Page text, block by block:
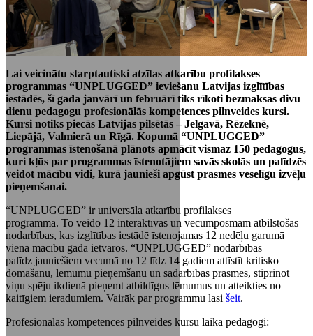
Lai veicinātu starptautiski atzītas atkarību profilakses
programmas “UNPLUGGED” ieviešanu Latvijas izglītības
iestādēs, šī gada janvārī un februārī tiks rīkoti bezmaksas divu
dienu pedagogu profesionālās kompetences pilnveides kursi.
Kursi notiks piecās Latvijas pilsētās – Jelgavā, Rēzeknē,
Liepājā, Valmierā un Rīgā. Kopumā “UNPLUGGED”
programmas īstenošanā plānots apmācīt vismaz 150 pedagogus,
kuri kļūs par programmas īstenotājiem savās skolās un palīdzēs
veidot mācību vidi, kurā jaunieši apgūst prasmes veselīgu izvēļu
pieņemšanai.
“UNPLUGGED” ir universāla atkarību profilakses
programma. To veido 12 interaktīvas un vecumposmam atbilstošas
nodarbības, kas izglītības iestādē īstenojamas 12 nedēļu garumā
viena mācību gada ietvaros. “UNPLUGGED” nodarbības
palīdz jauniešiem vecumā no 12 līdz 14 gadiem attīstīt kritisko
domāšanu, lēmumu pieņemšanu un sadarbības prasmes, stiprinot
viņu spēju ikdienā pieņemt atbildīgus lēmumus un atteikties no
kaitīgiem ieradumiem. Vairāk par programmu lasi šeit.
Profesionālās kompetences pilnveides kursu laikā pedagogi: